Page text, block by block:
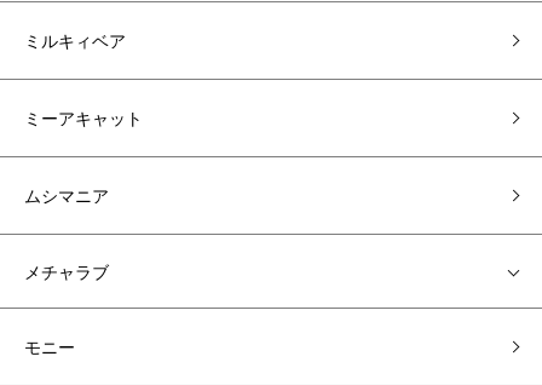
ミルキィベア
ミーアキャット
ムシマニア
メチャラブ
モニー